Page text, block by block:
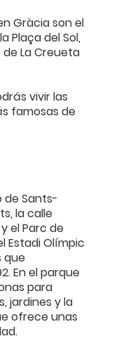
Gràcia son el
Plaça del Sol,
La Creueta
vivir las
famosas de
de Sants-
la calle
el Parc de
Estadi Olímpic
que
En el parque
para
jardines y la
ofrece unas